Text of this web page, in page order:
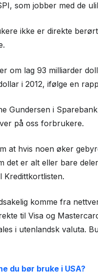
som jobber med de
ikke er direkte
om lag 93 milliarder
i 2012, ifølge en
Gundersen i
på oss forbrukere.
at hvis noen øker
det er alt eller bare
Kredittkortlisten.
komme fra
til Visa og
i utenlandsk valuta.
du bør bruke i USA?